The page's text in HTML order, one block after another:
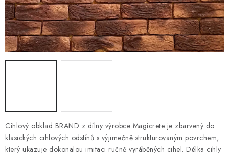
VZORKOVÉ OBKLADY
Cihlový obklad BRAND z dílny výrobce Magicrete je zbarvený do
klasických cihlových odstínů s výjimečně strukturovaným povrchem,
který ukazuje dokonalou imitaci ručně vyráběných cihel. Délka cihly